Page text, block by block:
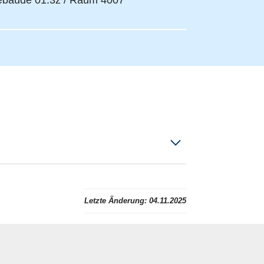
Letzte Änderung: 04.11.2025